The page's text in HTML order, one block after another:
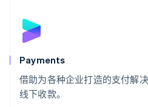
Payments
借助为各种企业打造的支付解
线下收款。
English
斯洛文尼亚
泰国
ไทยEnglish
希腊
English